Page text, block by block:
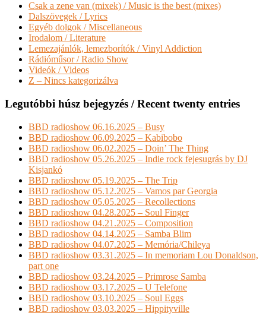
Csak a zene van (mixek) / Music is the best (mixes)
Dalszövegek / Lyrics
Egyéb dolgok / Miscellaneous
Irodalom / Literature
Lemezajánlók, lemezborítók / Vinyl Addiction
Rádióműsor / Radio Show
Videók / Videos
Z – Nincs kategorizálva
Legutóbbi húsz bejegyzés / Recent twenty entries
BBD radioshow 06.16.2025 – Busy
BBD radioshow 06.09.2025 – Kabibobo
BBD radioshow 06.02.2025 – Doin’ The Thing
BBD radioshow 05.26.2025 – Indie rock fejesugrás by DJ
Kisjankó
BBD radioshow 05.19.2025 – The Trip
BBD radioshow 05.12.2025 – Vamos par Georgia
BBD radioshow 05.05.2025 – Recollections
BBD radioshow 04.28.2025 – Soul Finger
BBD radioshow 04.21.2025 – Composition
BBD radioshow 04.14.2025 – Samba Blim
BBD radioshow 04.07.2025 – Memória/Chileya
BBD radioshow 03.31.2025 – In memoriam Lou Donaldson,
part one
BBD radioshow 03.24.2025 – Primrose Samba
BBD radioshow 03.17.2025 – U Telefone
BBD radioshow 03.10.2025 – Soul Eggs
BBD radioshow 03.03.2025 – Hippityville